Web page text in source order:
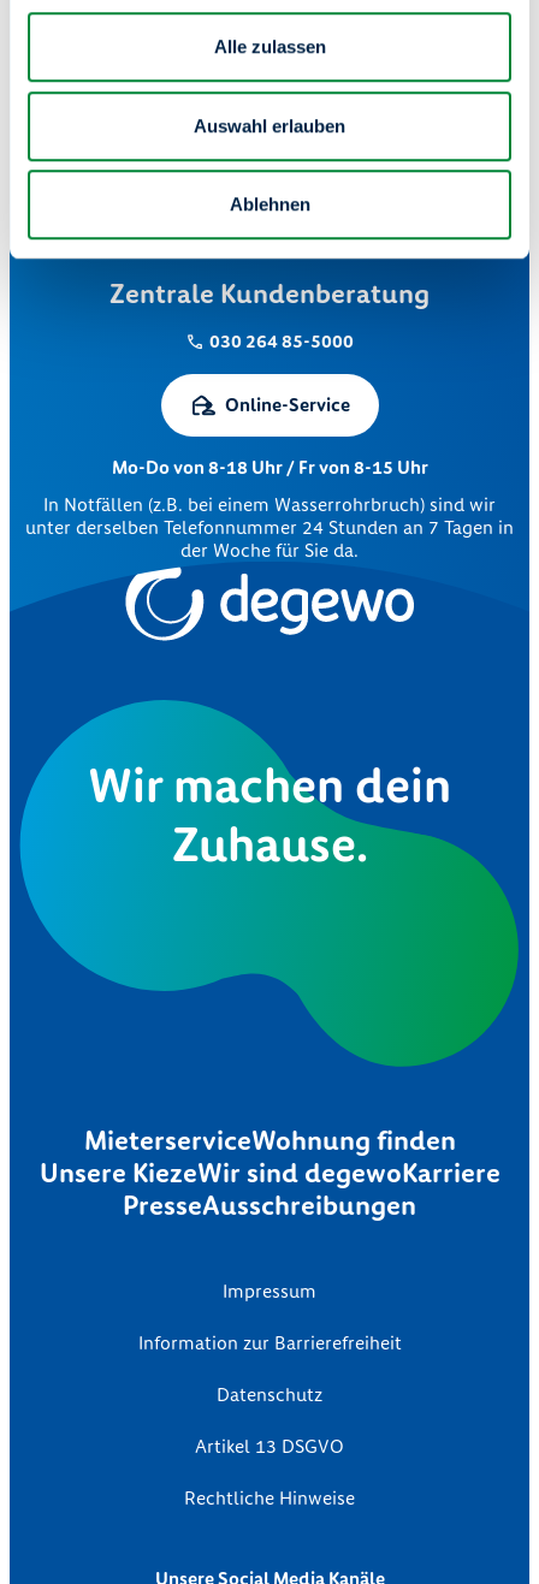
Alle zulassen
Auswahl erlauben
Ablehnen
oder unterwegs.
Mieter-Login
Zentrale Kundenberatung
030 264 85-5000
Online-Service
Mo-Do von 8-18 Uhr / Fr von 8-15 Uhr
In Notfällen (z.B. bei einem Wasserrohrbruch) sind wir
unter derselben Telefonnummer 24 Stunden an 7 Tagen in
der Woche für Sie da.
Wir machen dein
Zuhause.
MieterserviceWohnung finden
Unsere KiezeWir sind degewoKarriere
PresseAusschreibungen
Impressum
Information zur Barrierefreiheit
Datenschutz
Artikel 13 DSGVO
Rechtliche Hinweise
Unsere Social Media Kanäle